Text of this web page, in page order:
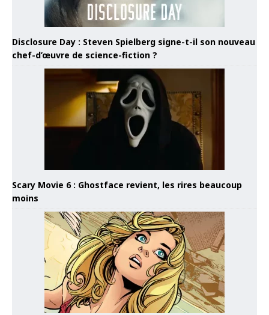
Disclosure Day : Steven Spielberg signe-t-il son nouveau
chef-d’œuvre de science-fiction ?
Scary Movie 6 : Ghostface revient, les rires beaucoup
moins